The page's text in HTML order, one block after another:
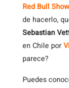
Red Bull
de hacerlo,
Sebastian
en Chile por
parece?
Puedes